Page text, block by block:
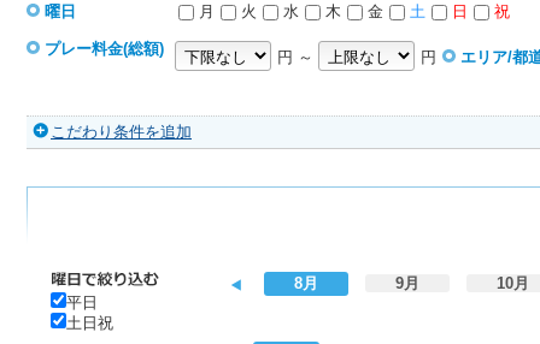
曜日 月 火 水 木 金 土 日 祝
プレー料金(総額) 円 ～ 円 エリア/都
こだわり条件を追加
平日
土日祝
8月 9月 10月